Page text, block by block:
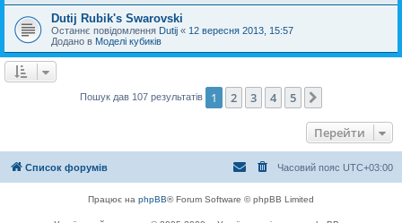
Dutij Rubik's Swarovski
Останнє повідомлення Dutij « 12 вересня 2013, 15:57
Додано в Моделі кубиків
Пошук дав 107 результатів 1 2 3 4 5
Перейти
Список форумів Часовий пояс UTC+03:00
Працює на phpBB® Forum Software © phpBB Limited